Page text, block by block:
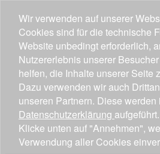
Wir verwenden auf unserer
Cookies sind für die technische
Website unbedingt erforderlich,
Nutzererlebnis unserer
helfen, die Inhalte unserer Seite
Dazu verwenden wir auch
unseren Partnern. Diese werden
Datenschutzerklärung aufgeführt.
Klicke unten auf "Annehmen",
Verwendung aller Cookies